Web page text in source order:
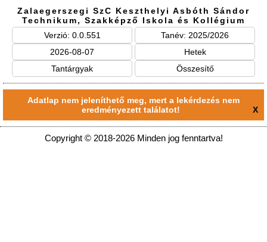
Zalaegerszegi SzC Keszthelyi Asbóth Sándor
Technikum, Szakképző Iskola és Kollégium
Verzió: 0.0.551
Tanév: 2025/2026
2026-08-07
Hetek
Tantárgyak
Összesítő
Adatlap nem jeleníthető meg, mert a lekérdezés nem
eredményezett találatot!
X
Copyright © 2018-2026 Minden jog fenntartva!